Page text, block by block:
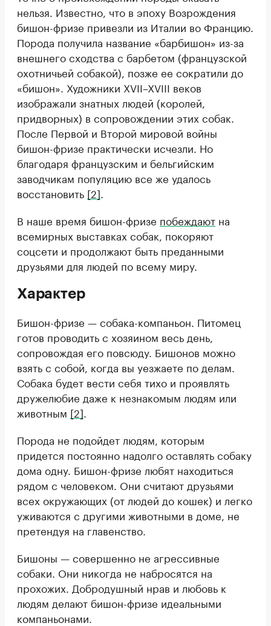
нельзя. Известно, что в эпоху Возрождения
бишон-фризе привезли из Италии во Францию.
Порода получила название «барбишон» из-за
внешнего сходства с барбетом (французской
охотничьей собакой), позже ее сократили до
«бишон». Художники XVII–XVIII веков
изображали знатных людей (королей,
придворных) в сопровождении этих собак.
После Первой и Второй мировой войны
бишон-фризе практически исчезли. Но
благодаря французским и бельгийским
заводчикам популяцию все же удалось
восстановить [2]
В наше время бишон-фризе побеждают на
всемирных выставках собак, покоряют
соцсети и продолжают быть преданными
друзьями для людей по всему миру.
Характер
Бишон-фризе — собака-компаньон. Питомец
готов проводить с хозяином весь день,
сопровождая его повсюду. Бишонов можно
взять с собой, когда вы уезжаете по делам.
Собака будет вести себя тихо и проявлять
дружелюбие даже к незнакомым людям или
животным [2]
Порода не подойдет людям, которым
придется постоянно надолго оставлять собаку
дома одну. Бишон-фризе любят находиться
рядом с человеком. Они считают друзьями
всех окружающих (от людей до кошек) и легко
уживаются с другими животными в доме, не
претендуя на главенство.
Бишоны — совершенно не агрессивные
собаки. Они никогда не набросятся на
прохожих. Добродушный нрав и любовь к
людям делают бишон-фризе идеальными
компаньонами.